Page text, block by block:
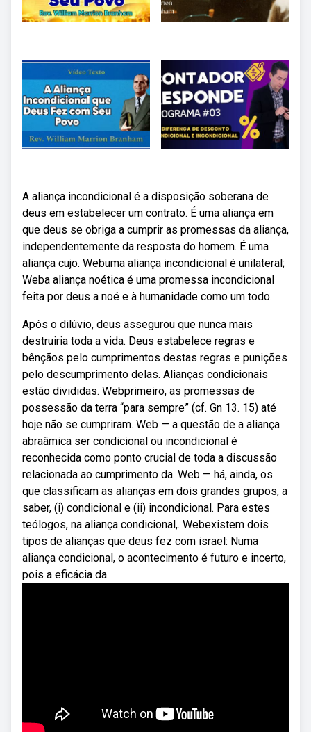
A aliança incondicional é a disposição soberana de
deus em estabelecer um contrato. É uma aliança em
que deus se obriga a cumprir as promessas da aliança,
independentemente da resposta do homem. É uma
aliança cujo. Webuma aliança incondicional é unilateral;
Weba aliança noética é uma promessa incondicional
feita por deus a noé e à humanidade como um todo.
Após o dilúvio, deus assegurou que nunca mais
destruiria toda a vida. Deus estabelece regras e
bênçãos pelo cumprimentos destas regras e punições
pelo descumprimento delas. Alianças condicionais
estão divididas. Webprimeiro, as promessas de
possessão da terra “para sempre” (cf. Gn 13. 15) até
hoje não se cumpriram. Web — a questão de a aliança
abraâmica ser condicional ou incondicional é
reconhecida como ponto crucial de toda a discussão
relacionada ao cumprimento da. Web — há, ainda, os
que classificam as alianças em dois grandes grupos, a
saber, (i) condicional e (ii) incondicional. Para estes
teólogos, na aliança condicional,. Webexistem dois
tipos de alianças que deus fez com israel: Numa
aliança condicional, o acontecimento é futuro e incerto,
pois a eficácia da.